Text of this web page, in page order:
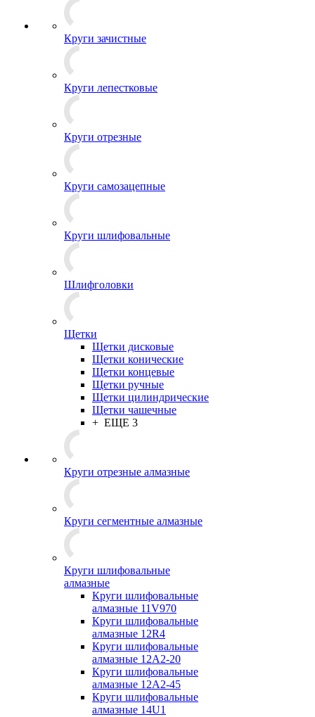
Круги зачистные
Круги лепестковые
Круги отрезные
Круги самозацепные
Круги шлифовальные
Шлифголовки
Щетки
Щетки дисковые
Щетки конические
Щетки концевые
Щетки ручные
Щетки цилиндрические
Щетки чашечные
+ ЕЩЕ 3
Круги отрезные алмазные
Круги сегментные алмазные
Круги шлифовальные
алмазные
Круги шлифовальные
алмазные 11V970
Круги шлифовальные
алмазные 12R4
Круги шлифовальные
алмазные 12А2-20
Круги шлифовальные
алмазные 12А2-45
Круги шлифовальные
алмазные 14U1